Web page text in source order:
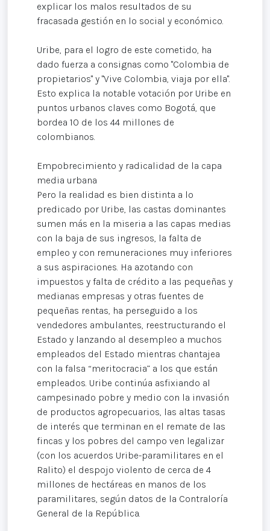
explicar los malos resultados de su
fracasada gestión en lo social y económico.
Uribe, para el logro de este cometido, ha
dado fuerza a consignas como "Colombia de
propietarios" y "Vive Colombia, viaja por ella".
Esto explica la notable votación por Uribe en
puntos urbanos claves como Bogotá, que
bordea 10 de los 44 millones de
colombianos.
Empobrecimiento y radicalidad de la capa
media urbana
Pero la realidad es bien distinta a lo
predicado por Uribe, las castas dominantes
sumen más en la miseria a las capas medias
con la baja de sus ingresos, la falta de
empleo y con remuneraciones muy inferiores
a sus aspiraciones. Ha azotando con
impuestos y falta de crédito a las pequeñas y
medianas empresas y otras fuentes de
pequeñas rentas, ha perseguido a los
vendedores ambulantes, reestructurando el
Estado y lanzando al desempleo a muchos
empleados del Estado mientras chantajea
con la falsa “meritocracia” a los que están
empleados. Uribe continúa asfixiando al
campesinado pobre y medio con la invasión
de productos agropecuarios, las altas tasas
de interés que terminan en el remate de las
fincas y los pobres del campo ven legalizar
(con los acuerdos Uribe-paramilitares en el
Ralito) el despojo violento de cerca de 4
millones de hectáreas en manos de los
paramilitares, según datos de la Contraloría
General de la República.